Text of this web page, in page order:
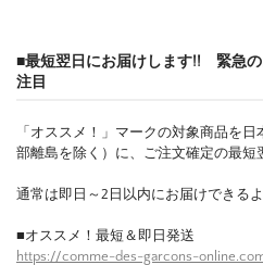
■最短翌日にお届けします!! 緊急
注目
「オススメ！」マークの対象商品を
部離島を除く）に、ご注文確定の最短
通常は即日～2日以内にお届けできる
■オススメ！最短＆即日発送
https://comme-des-garcons-